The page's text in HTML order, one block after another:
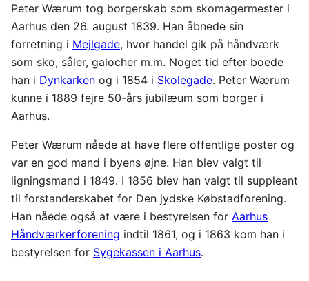
Peter Wærum tog borgerskab som skomagermester i
Aarhus den 26. august 1839. Han åbnede sin
forretning i Mejlgade, hvor handel gik på håndværk
som sko, såler, galocher m.m. Noget tid efter boede
han i Dynkarken og i 1854 i Skolegade. Peter Wærum
kunne i 1889 fejre 50-års jubilæum som borger i
Aarhus.
Peter Wærum nåede at have flere offentlige poster og
var en god mand i byens øjne. Han blev valgt til
ligningsmand i 1849. I 1856 blev han valgt til suppleant
til forstanderskabet for Den jydske Købstadforening.
Han nåede også at være i bestyrelsen for Aarhus
Håndværkerforening indtil 1861, og i 1863 kom han i
bestyrelsen for Sygekassen i Aarhus.